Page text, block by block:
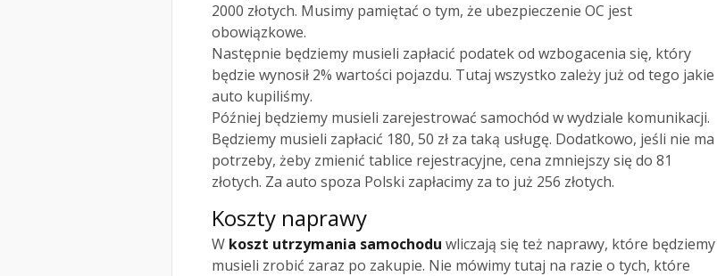
2000 złotych. Musimy pamiętać o tym, że ubezpieczenie OC jest
obowiązkowe.
Następnie będziemy musieli zapłacić podatek od wzbogacenia się, który
będzie wynosił 2% wartości pojazdu. Tutaj wszystko zależy już od tego jakie
auto kupiliśmy.
Później będziemy musieli zarejestrować samochód w wydziale komunikacji.
Będziemy musieli zapłacić 180, 50 zł za taką usługę. Dodatkowo, jeśli nie ma
potrzeby, żeby zmienić tablice rejestracyjne, cena zmniejszy się do 81
złotych. Za auto spoza Polski zapłacimy za to już 256 złotych.
Koszty naprawy
W koszt utrzymania samochodu wliczają się też naprawy, które będziemy
musieli zrobić zaraz po zakupie. Nie mówimy tutaj na razie o tych, które